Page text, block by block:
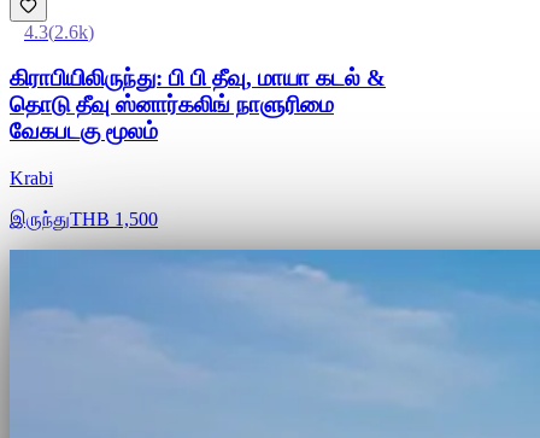
4.3(2.6k)
கிராபியிலிருந்து: பி பி தீவு, மாயா கடல் &
தொடு தீவு ஸ்னார்கலிங் நாளுரிமை
வேகபடகு மூலம்
Krabi
இருந்துTHB 1,500